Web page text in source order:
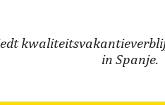
in Spanje.